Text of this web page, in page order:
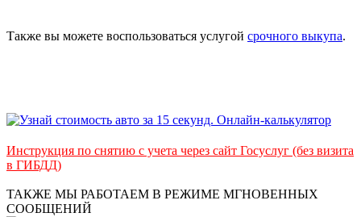
Также вы можете воспользоваться услугой срочного выкупа.
Инструкция по снятию с учета через сайт Госуслуг (без визита
в ГИБДД)
ТАКЖЕ МЫ РАБОТАЕМ В РЕЖИМЕ МГНОВЕННЫХ
СООБЩЕНИЙ